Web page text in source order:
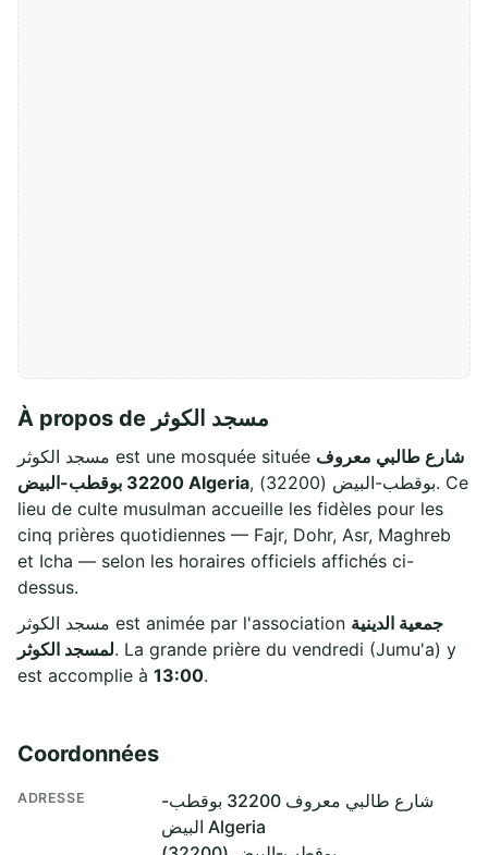
À propos de مسجد الكوثر
مسجد الكوثر est une mosquée située شارع طالبي معروف
32200 بوقطب-البيض Algeria, بوقطب-البيض (32200). Ce
lieu de culte musulman accueille les fidèles pour les
cinq prières quotidiennes — Fajr, Dohr, Asr, Maghreb
et Icha — selon les horaires officiels affichés ci-
dessus.
مسجد الكوثر est animée par l'association جمعية الدينية
لمسجد الكوثر. La grande prière du vendredi (Jumu'a) y
est accomplie à 13:00.
Coordonnées
ADRESSE
شارع طالبي معروف 32200 بوقطب-
البيض Algeria